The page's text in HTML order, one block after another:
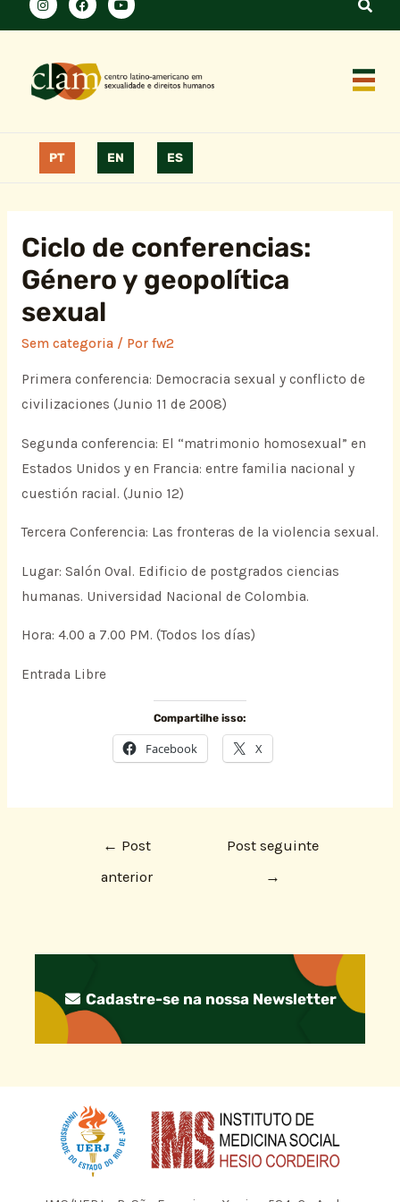
PT EN ES
Ciclo de conferencias:
Género y geopolítica
sexual
Sem categoria/ Por fw2
Primera conferencia: Democracia sexual y conflicto de
civilizaciones (Junio 11 de 2008)
Segunda conferencia: El “matrimonio homosexual” en
Estados Unidos y en Francia: entre familia nacional y
cuestión racial. (Junio 12)
Tercera Conferencia: Las fronteras de la violencia sexual.
Lugar: Salón Oval. Edificio de postgrados ciencias
humanas. Universidad Nacional de Colombia.
Hora: 4.00 a 7.00 PM. (Todos los días)
Entrada Libre
Compartilhe isso:
Facebook X
← Post
anterior
Post seguinte
→
Cadastre-se na nossa Newsletter